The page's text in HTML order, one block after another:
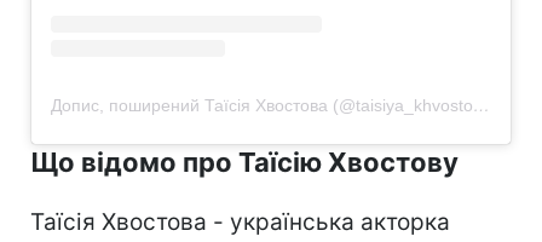
Допис, поширений Таїсія Хвостова (@taisiya_khvostova)
Що відомо про Таїсію Хвостову
Таїсія Хвостова - українська акторка